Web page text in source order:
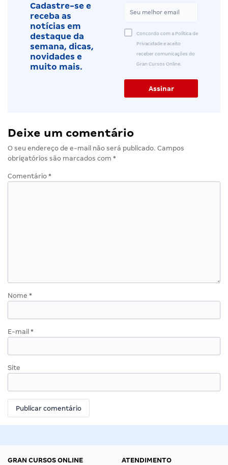
Cadastre-se e
receba as
notícias em
destaque da
semana, dicas,
novidades e
muito mais.
Concordo com a Política de
Privacidade e aceito
receber comunicações do
Gran Cursos Online.
Deixe um comentário
O seu endereço de e-mail não será publicado. Campos
obrigatórios são marcados com *
Comentário *
Nome *
E-mail *
Site
GRAN CURSOS ONLINE
ATENDIMENTO